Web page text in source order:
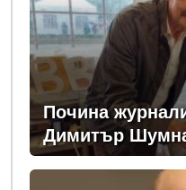
Почина
Димитър